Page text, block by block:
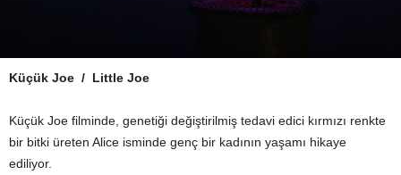
Yazar: Melisa- 3 Kasım 2019
Küçük Joe / Little Joe
Küçük Joe filminde, genetiği değiştirilmiş tedavi edici kırmızı renkte
bir bitki üreten Alice isminde genç bir kadının yaşamı hikaye
ediliyor.